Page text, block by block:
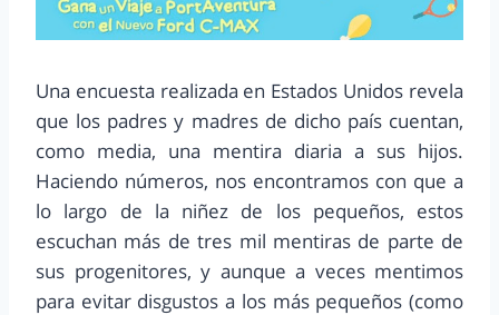
Una encuesta realizada en Estados Unidos revela
que los padres y madres de dicho país cuentan,
como media, una mentira diaria a sus hijos.
Haciendo números, nos encontramos con que a
lo largo de la niñez de los pequeños, estos
escuchan más de tres mil mentiras de parte de
sus progenitores, y aunque a veces mentimos
para evitar disgustos a los más pequeños (como